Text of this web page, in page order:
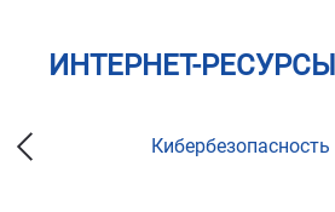
ИНТЕРНЕТ-РЕСУРСЫ
Кибербезопасность